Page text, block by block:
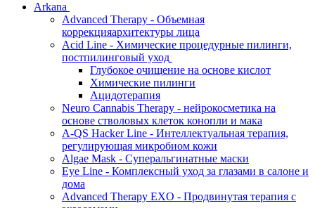
Arkana
Advanced Therapy - Объемная
коррекцияархитектуры лица
Acid Line - Химические процедурные пилинги,
постпилинговый уход
Глубокое очищение на основе кислот
Химические пилинги
Ацидотерапия
Neuro Cannabis Therapy - нейрокосметика на
основе стволовых клеток конопли и мака
A-QS Hacker Line - Интеллектуальная терапия,
регулирующая микробиом кожи
Algae Mask - Суперальгинатные маски
Eye Line - Комплексный уход за глазами в салоне и
дома
Advanced Therapy EXO - Продвинутая терапия с